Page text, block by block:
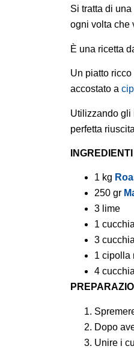
Si tratta di
ogni volta che
È una ricetta
Un piatto
accostato a
Utilizzando gli
perfetta
INGREDIENTI
1 kg
250 gr
3 lime
1
3
1 cipolla
4
Dopo
Unire i